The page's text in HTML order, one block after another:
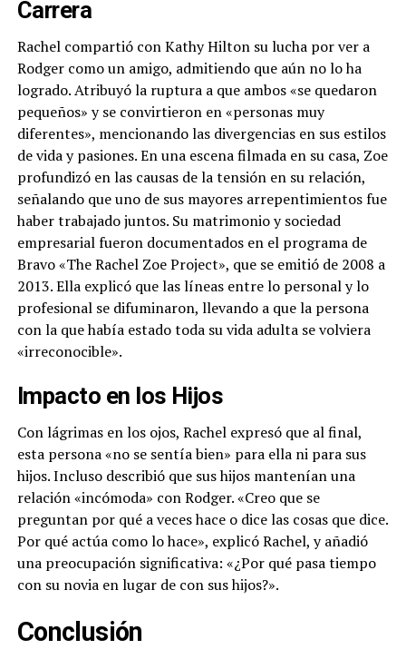
Carrera
Rachel compartió con Kathy Hilton su lucha por ver a
Rodger como un amigo, admitiendo que aún no lo ha
logrado. Atribuyó la ruptura a que ambos «se quedaron
pequeños» y se convirtieron en «personas muy
diferentes», mencionando las divergencias en sus estilos
de vida y pasiones. En una escena filmada en su casa, Zoe
profundizó en las causas de la tensión en su relación,
señalando que uno de sus mayores arrepentimientos fue
haber trabajado juntos. Su matrimonio y sociedad
empresarial fueron documentados en el programa de
Bravo «The Rachel Zoe Project», que se emitió de 2008 a
2013. Ella explicó que las líneas entre lo personal y lo
profesional se difuminaron, llevando a que la persona
con la que había estado toda su vida adulta se volviera
«irreconocible».
Impacto en los Hijos
Con lágrimas en los ojos, Rachel expresó que al final,
esta persona «no se sentía bien» para ella ni para sus
hijos. Incluso describió que sus hijos mantenían una
relación «incómoda» con Rodger. «Creo que se
preguntan por qué a veces hace o dice las cosas que dice.
Por qué actúa como lo hace», explicó Rachel, y añadió
una preocupación significativa: «¿Por qué pasa tiempo
con su novia en lugar de con sus hijos?».
Conclusión